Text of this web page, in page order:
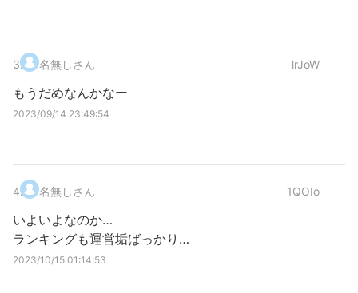
3. 名無しさん lrJoW
もうだめなんかなー
2023/09/14 23:49:54
4. 名無しさん 1QOIo
いよいよなのか…
ランキングも運営垢ばっかり…
2023/10/15 01:14:53